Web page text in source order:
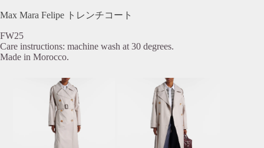
Max Mara Felipe トレンチコート
FW25
Care instructions: machine wash at 30 degrees.
Made in Morocco.